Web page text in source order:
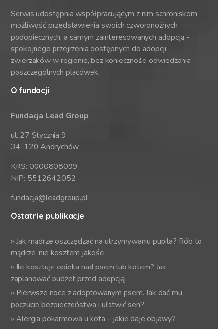
Serwis udostępnia współpracującym z nim schroniskom
możliwość przedstawienia swoich czworonożnych
podopiecznych, a samym zainteresowanych adopcją -
spokojnego przejrzenia dostępnych do adopcji
zwierzaków w regionie, bez konieczności odwiedzania
poszczególnych placówek.
O fundacji
Fundacja Lead Group
ul. 27 Stycznia 9
34-120 Andrychów
KRS: 0000808099
NIP: 5512642052
fundacja@leadgroup.pl
Ostatnie publikacje
»Jak mądrze oszczędzać na utrzymywaniu pupila? Rób to
mądrze, nie kosztem jakości
» Ile kosztuje opieka nad psem lub kotem? Jak
zaplanować budżet przed adopcją
» Pierwsze noce z adoptowanym psem. Jak dać mu
poczucie bezpieczeństwa i ułatwić sen?
»Alergia pokarmowa u kota – jakie daje objawy?